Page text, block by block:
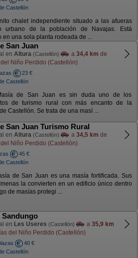
Castellón
chalet independiente situado a las afueras
urbano de la población de Navajas. Está
en una sola planta rodeada de ...
San Juan
en Altura (Castellón) a 34,4 km de
Niño Perdido (Castellón)
23 €
Castellón
de San Juan es sin duda uno de los
de turismo rural con más encanto de la
Castellón. Se trata de una masí ...
San Juan Turismo Rural
en Altura (Castellón) a 34,5 km de
Niño Perdido (Castellón)
45 €
Castellón
de San Juan es una masía fortificada. Sus
la convierten en un edificio único dentro
de masías protegi ...
Sandungo
en Les Useres (Castellón) a 35,9 km
del Niño Perdido (Castellón)
40 €
Castellón